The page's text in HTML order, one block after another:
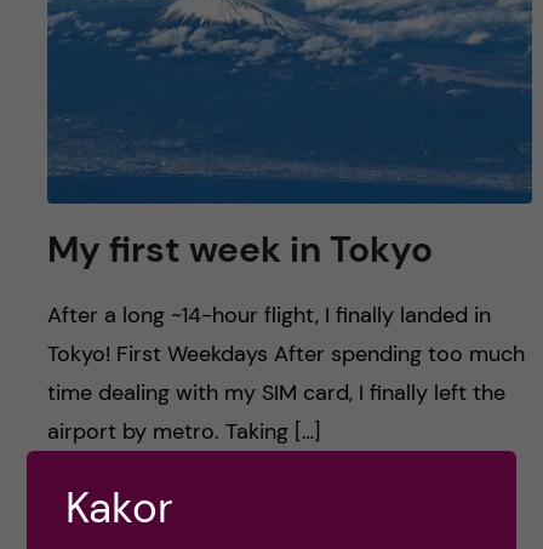
My first week in Tokyo
After a long ~14-hour flight, I finally landed in
Tokyo! First Weekdays After spending too much
time dealing with my SIM card, I finally left the
airport by metro. Taking […]
Kakor